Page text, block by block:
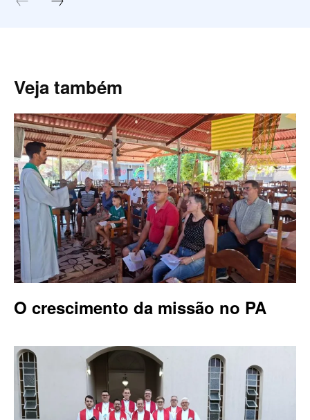
Veja também
O crescimento da missão no PA